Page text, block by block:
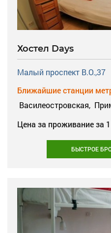
Хостел Days
Малый проспект В.О.,37
Ближайшие станции
Василеостровская,
Цена за проживание за
БЫСТРОЕ